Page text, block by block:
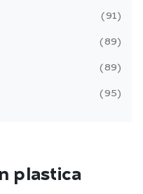
91
89
89
95
plastica